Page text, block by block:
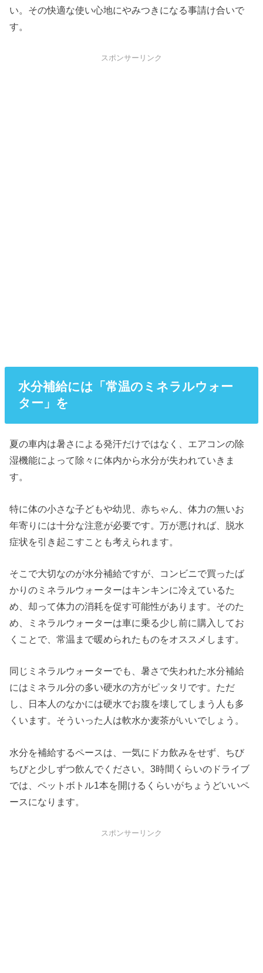
い。その快適な使い心地にやみつきになる事請け合いで
す。
スポンサーリンク
水分補給には「常温のミネラルウォー
ター」を
夏の車内は暑さによる発汗だけではなく、エアコンの除
湿機能によって除々に体内から水分が失われていきま
す。
特に体の小さな子どもや幼児、赤ちゃん、体力の無いお
年寄りには十分な注意が必要です。万が悪ければ、脱水
症状を引き起こすことも考えられます。
そこで大切なのが水分補給ですが、コンビニで買ったば
かりのミネラルウォーターはキンキンに冷えているた
め、却って体力の消耗を促す可能性があります。そのた
め、ミネラルウォーターは車に乗る少し前に購入してお
くことで、常温まで暖められたものをオススメします。
同じミネラルウォーターでも、暑さで失われた水分補給
にはミネラル分の多い硬水の方がピッタリです。ただ
し、日本人のなかには硬水でお腹を壊してしまう人も多
くいます。そういった人は軟水か麦茶がいいでしょう。
水分を補給するペースは、一気にドカ飲みをせず、ちび
ちびと少しずつ飲んでください。3時間くらいのドライブ
では、ペットボトル1本を開けるくらいがちょうどいいペ
ースになります。
スポンサーリンク